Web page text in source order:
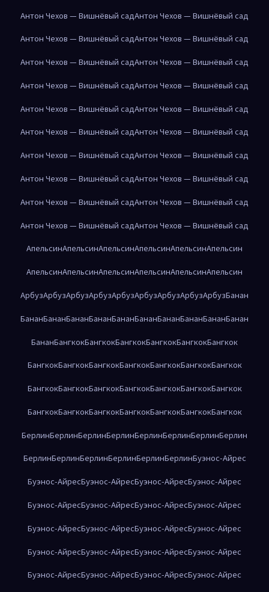
Антон Чехов — Вишнёвый садАнтон Чехов — Вишнёвый сад
Антон Чехов — Вишнёвый садАнтон Чехов — Вишнёвый сад
Антон Чехов — Вишнёвый садАнтон Чехов — Вишнёвый сад
Антон Чехов — Вишнёвый садАнтон Чехов — Вишнёвый сад
Антон Чехов — Вишнёвый садАнтон Чехов — Вишнёвый сад
Антон Чехов — Вишнёвый садАнтон Чехов — Вишнёвый сад
Антон Чехов — Вишнёвый садАнтон Чехов — Вишнёвый сад
Антон Чехов — Вишнёвый садАнтон Чехов — Вишнёвый сад
Антон Чехов — Вишнёвый садАнтон Чехов — Вишнёвый сад
Антон Чехов — Вишнёвый садАнтон Чехов — Вишнёвый сад
АпельсинАпельсинАпельсинАпельсинАпельсинАпельсин
АпельсинАпельсинАпельсинАпельсинАпельсинАпельсин
АрбузАрбузАрбузАрбузАрбузАрбузАрбузАрбузАрбузБанан
БананБананБананБананБананБананБананБананБананБанан
БананБангкокБангкокБангкокБангкокБангкокБангкок
БангкокБангкокБангкокБангкокБангкокБангкокБангкок
БангкокБангкокБангкокБангкокБангкокБангкокБангкок
БангкокБангкокБангкокБангкокБангкокБангкокБангкок
БерлинБерлинБерлинБерлинБерлинБерлинБерлинБерлин
БерлинБерлинБерлинБерлинБерлинБерлинБуэнос-Айрес
Буэнос-АйресБуэнос-АйресБуэнос-АйресБуэнос-Айрес
Буэнос-АйресБуэнос-АйресБуэнос-АйресБуэнос-Айрес
Буэнос-АйресБуэнос-АйресБуэнос-АйресБуэнос-Айрес
Буэнос-АйресБуэнос-АйресБуэнос-АйресБуэнос-Айрес
Буэнос-АйресБуэнос-АйресБуэнос-АйресБуэнос-Айрес